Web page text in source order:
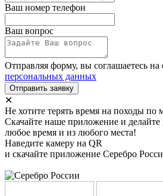
Ваш номер телефон
Ваш вопрос
Отправляя форму, вы соглашаетесь на
персональных данных
Отправить заявку
✕
Не хотите терять время на походы по
Скачайте наше приложение и
любое время и из любого места!
Наведите камеру на QR
и скачайте приложение Серебро